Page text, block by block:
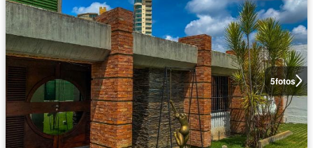
5fotos